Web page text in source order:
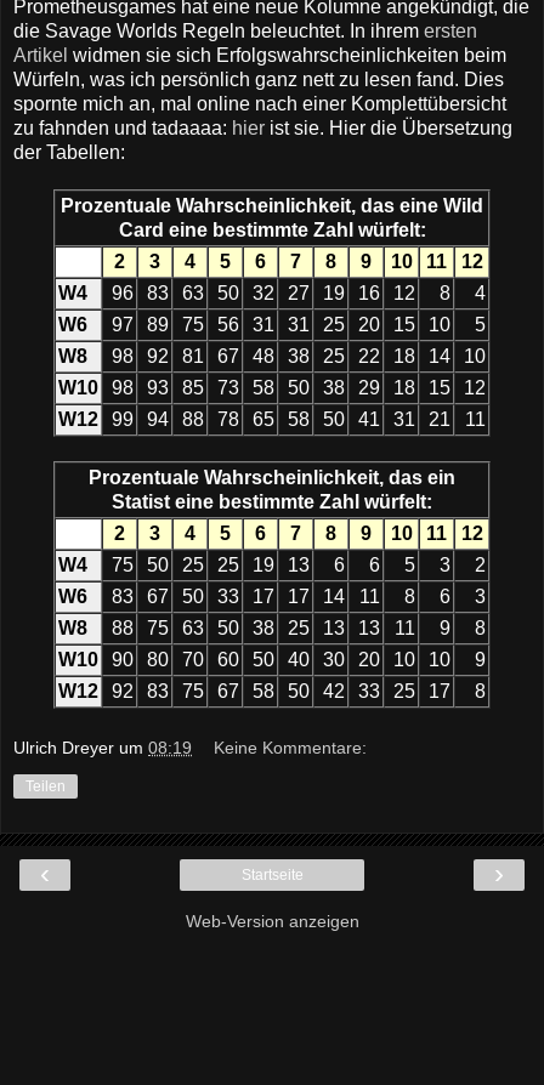
Prometheusgames hat eine neue Kolumne angekündigt, die
die Savage Worlds Regeln beleuchtet. In ihrem ersten
Artikel widmen sie sich Erfolgswahrscheinlichkeiten beim
Würfeln, was ich persönlich ganz nett zu lesen fand. Dies
spornte mich an, mal online nach einer Komplettübersicht
zu fahnden und tadaaaa: hier ist sie. Hier die Übersetzung
der Tabellen:
Prozentuale Wahrscheinlichkeit, das eine Wild
Card eine bestimmte Zahl würfelt:
2
3 4 5 6 7 8 9 10 11
12
W4
96 83 63 50 32 27 19 16 12 8
4
W6
97 89 75 56 31 31 25 20 15 10
5
W8
98 92 81 67 48 38 25 22 18 14
10
W10
98 93 85 73 58 50 38 29 18 15
12
W12
99 94 88 78 65 58 50 41 31 21 11
Prozentuale Wahrscheinlichkeit, das ein
Statist eine bestimmte Zahl würfelt:
2
3 4 5 6 7 8 9 10 11
12
W4
75 50 25 25 19 13 6 6 5 3
2
W6
83 67 50 33 17 17 14 11 8 6
3
W8
88 75 63 50 38 25 13 13 11 9
8
W10
90 80 70 60 50 40 30 20 10 10
9
W12
92 83 75 67 58 50 42 33 25 17 8
Ulrich Dreyer um 08:19 Keine Kommentare:
Teilen
‹ ›
Startseite
Web-Version anzeigen